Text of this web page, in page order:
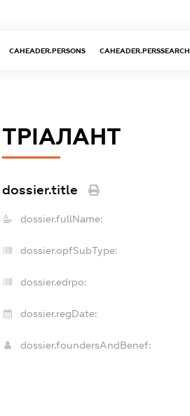
CAHEADER.PERSONS CAHEADER.PERSSEARCH
ТРІАЛАНТ
dossier.title
dossier.fullName:
dossier.opfSubType:
dossier.edrpo:
dossier.regDate:
dossier.foundersAndBenef: